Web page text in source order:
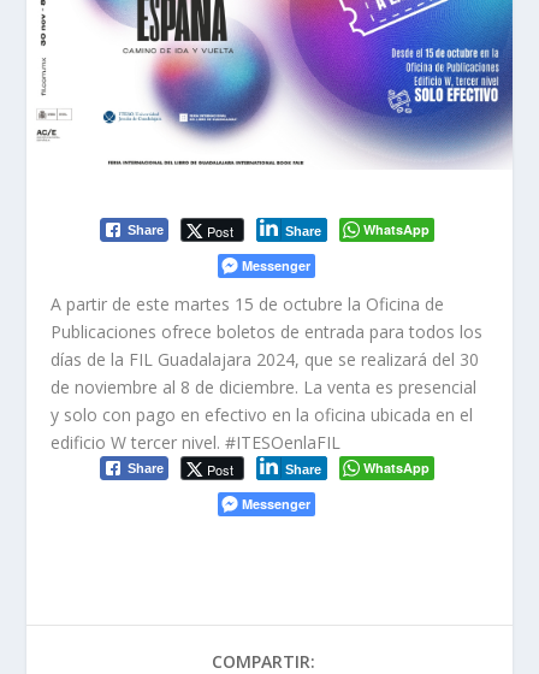
Share Post Share
WhatsApp
Messenger
A partir de este martes 15 de octubre la Oficina de
Publicaciones ofrece boletos de entrada para todos los
días de la FIL Guadalajara 2024, que se realizará del 30
de noviembre al 8 de diciembre. La venta es presencial
y solo con pago en efectivo en la oficina ubicada en el
edificio W tercer nivel. #ITESOenlaFIL
Share Post Share
WhatsApp
Messenger
COMPARTIR: